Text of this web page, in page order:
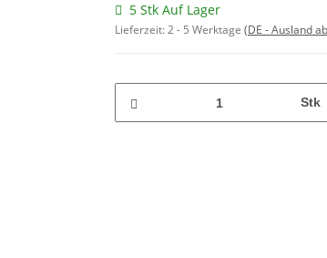
5 Stk Auf Lager
Lieferzeit:2 - 5 Werktage (DE - Ausland
Stk